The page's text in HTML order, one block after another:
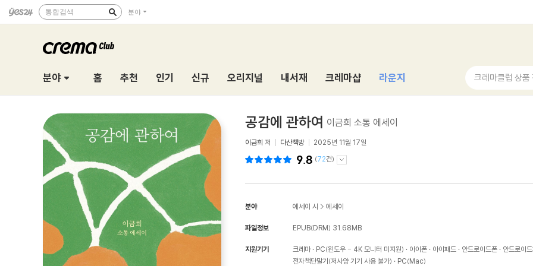
통합검색 분야
분야 홈 추천 인기 신규 오리지널 내서재 크레마샵 라운지 크레마클럽 상품
공감에 관하여 이금희 소통 에세이
이금희 저 다산책방 2025년 11월 17일
9.8 (72건)
분야 에세이 시 > 에세이
파일정보 EPUB(DRM) 31.68MB
지원기기 크레마 PC(윈도우 - 4K 모니터 미지원) 아이폰 아이패드 안드로이드폰
안드로이
전자책단말기(저사양 기기 사용 불가)
PC(Mac)